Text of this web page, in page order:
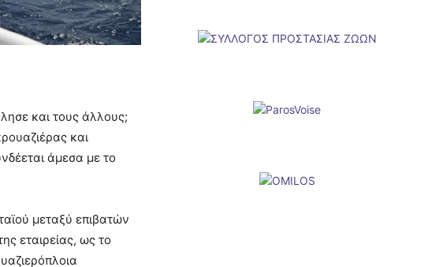
και τους άλλους;
και
άμεσα με το
μεταξύ επιβατών
εταιρείας, ως το